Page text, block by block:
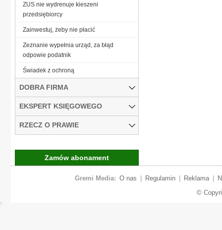
ZUS nie wydrenuje kieszeni
przedsiębiorcy
Zainwestuj, żeby nie płacić
Zeznanie wypełnia urząd, za błąd
odpowie podatnik
Świadek z ochroną
DOBRA FIRMA
EKSPERT KSIĘGOWEGO
RZECZ O PRAWIE
Zamów abonament
Gremi Media: O nas Regulamin Reklama
©